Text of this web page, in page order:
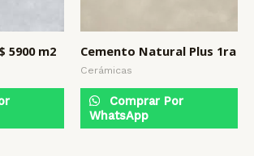
5900 m2 Cemento Natural Plus 1ra
Cerámicas
Comprar Por
WhatsApp